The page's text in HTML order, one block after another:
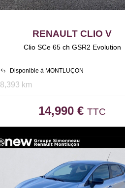
RENAULT CLIO V
Clio SCe 65 ch GSR2 Evolution
Disponible à MONTLUÇON
8,393 km
14,990 €TTC